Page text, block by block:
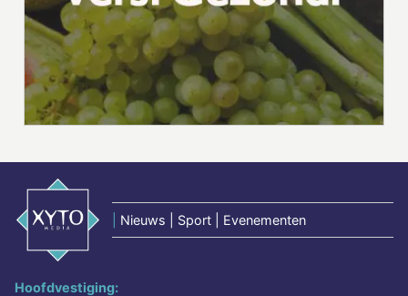
Nieuws | Sport | Evenementen
Hoofdvestiging: